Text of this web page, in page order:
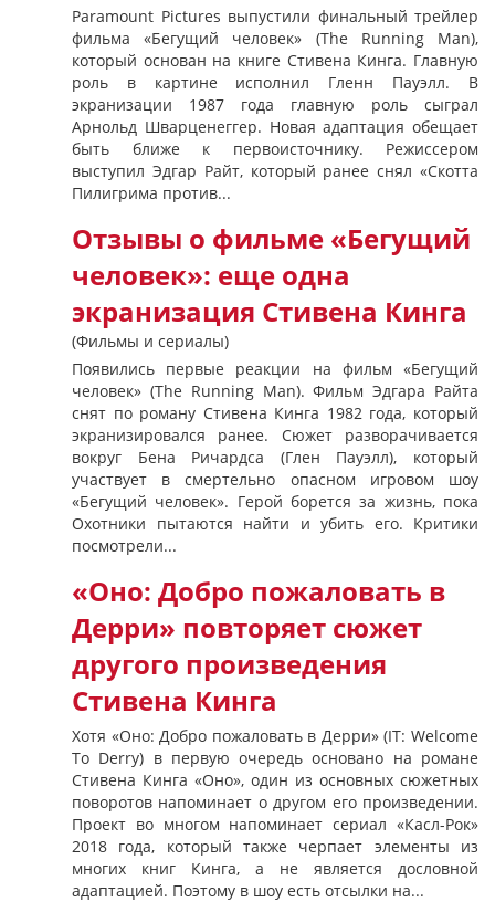
Paramount Pictures выпустили финальный трейлер
фильма «Бегущий человек» (The Running Man),
который основан на книге Стивена Кинга. Главную
роль в картине исполнил Гленн Пауэлл. В
экранизации 1987 года главную роль сыграл
Арнольд Шварценеггер. Новая адаптация обещает
быть ближе к первоисточнику. Режиссером
выступил Эдгар Райт, который ранее снял «Скотта
Пилигрима против...
Отзывы о фильме «Бегущий
человек»: еще одна
экранизация Стивена Кинга
(Фильмы и сериалы)
Появились первые реакции на фильм «Бегущий
человек» (The Running Man). Фильм Эдгара Райта
снят по роману Стивена Кинга 1982 года, который
экранизировался ранее. Сюжет разворачивается
вокруг Бена Ричардса (Глен Пауэлл), который
участвует в смертельно опасном игровом шоу
«Бегущий человек». Герой борется за жизнь, пока
Охотники пытаются найти и убить его. Критики
посмотрели...
«Оно: Добро пожаловать в
Дерри» повторяет сюжет
другого произведения
Стивена Кинга
Хотя «Оно: Добро пожаловать в Дерри» (IT: Welcome
To Derry) в первую очередь основано на романе
Стивена Кинга «Оно», один из основных сюжетных
поворотов напоминает о другом его произведении.
Проект во многом напоминает сериал «Касл-Рок»
2018 года, который также черпает элементы из
многих книг Кинга, а не является дословной
адаптацией. Поэтому в шоу есть отсылки на...